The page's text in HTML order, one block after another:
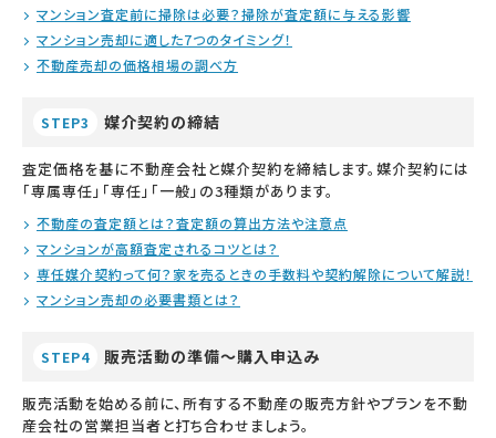
マンション査定前に掃除は必要？掃除が査定額に与える影響
マンション売却に適した7つのタイミング！
不動産売却の価格相場の調べ方
STEP3 媒介契約の締結
査定価格を基に不動産会社と媒介契約を締結します。媒介契約には
「専属専任」「専任」「一般」の3種類があります。
不動産の査定額とは？査定額の算出方法や注意点
マンションが高額査定されるコツとは？
専任媒介契約って何？家を売るときの手数料や契約解除について解説！
マンション売却の必要書類とは？
STEP4 販売活動の準備～購入申込み
販売活動を始める前に、所有する不動産の販売方針やプランを不動
産会社の営業担当者と打ち合わせましょう。